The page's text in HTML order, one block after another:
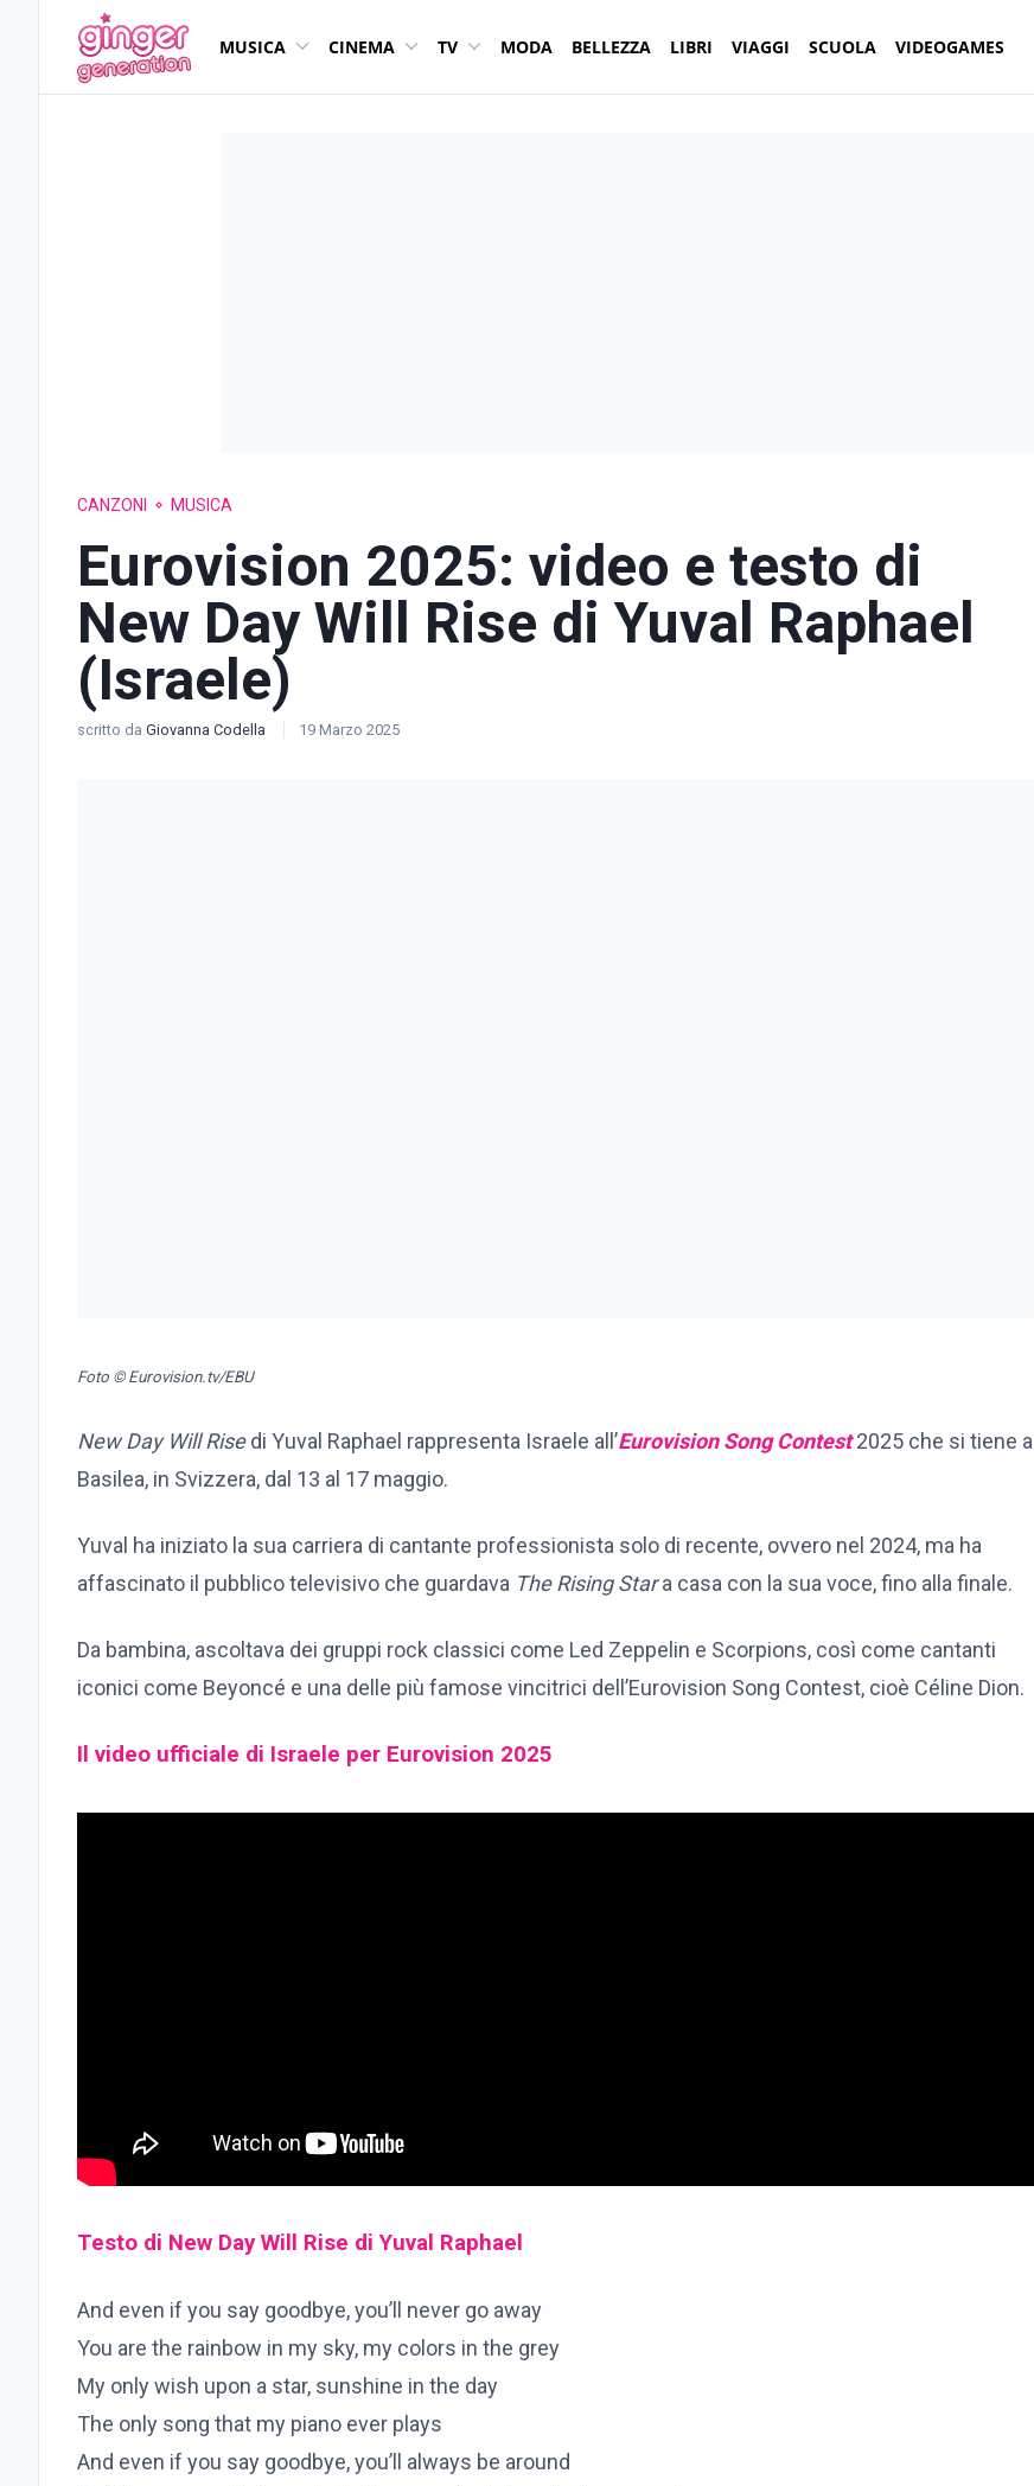
MUSICA CINEMA TV MODA BELLEZZA LIBRI VIAGGI SCUOLA VIDEOGAMES
CANZONI MUSICA
Eurovision 2025: video e testo di
New Day Will Rise di Yuval Raphael
(Israele)
scritto da Giovanna Codella 19 Marzo 2025
Foto © Eurovision.tv/EBU
New Day Will Risedi Yuval Raphael rappresenta Israele all’Eurovision Song Contest2025 che si tiene a
Basilea, in Svizzera, dal 13 al 17 maggio.
Yuval ha iniziato la sua carriera di cantante professionista solo di recente, ovvero nel 2024, ma ha
affascinato il pubblico televisivo che guardava The Rising Stara casa con la sua voce, fino alla finale.
Da bambina, ascoltava dei gruppi rock classici come Led Zeppelin e Scorpions, così come cantanti
iconici come Beyoncé e una delle più famose vincitrici dell’Eurovision Song Contest, cioè Céline Dion.
Il video ufficiale di Israele per Eurovision 2025
Testo di New Day Will Rise di Yuval Raphael
And even if you say goodbye, you’ll never go away
You are the rainbow in my sky, my colors in the grey
My only wish upon a star, sunshine in the day
The only song that my piano ever plays
And even if you say goodbye, you’ll always be around